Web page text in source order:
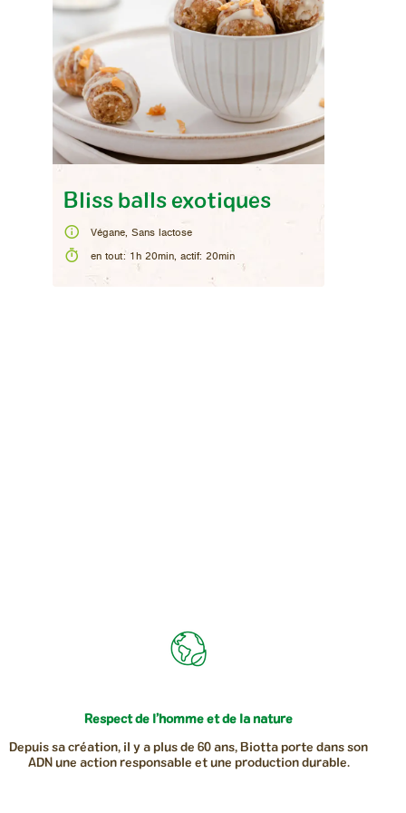
Bliss balls exotiques
Végane, Sans lactose
en tout: 1h 20min, actif: 20min
Respect de l’homme et de la nature
Depuis sa création, il y a plus de 60 ans, Biotta porte dans son
ADN une action responsable et une production durable.